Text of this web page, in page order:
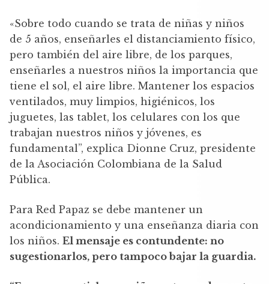
«Sobre todo cuando se trata de niñas y niños
de 5 años, enseñarles el distanciamiento físico,
pero también del aire libre, de los parques,
enseñarles a nuestros niños la importancia que
tiene el sol, el aire libre. Mantener los espacios
ventilados, muy limpios, higiénicos, los
juguetes, las tablet, los celulares con los que
trabajan nuestros niños y jóvenes, es
fundamental”, explica Dionne Cruz, presidente
de la Asociación Colombiana de la Salud
Pública.
Para Red Papaz se debe mantener un
acondicionamiento y una enseñanza diaria con
los niños. El mensaje es contundente: no
sugestionarlos, pero tampoco bajar la guardia.